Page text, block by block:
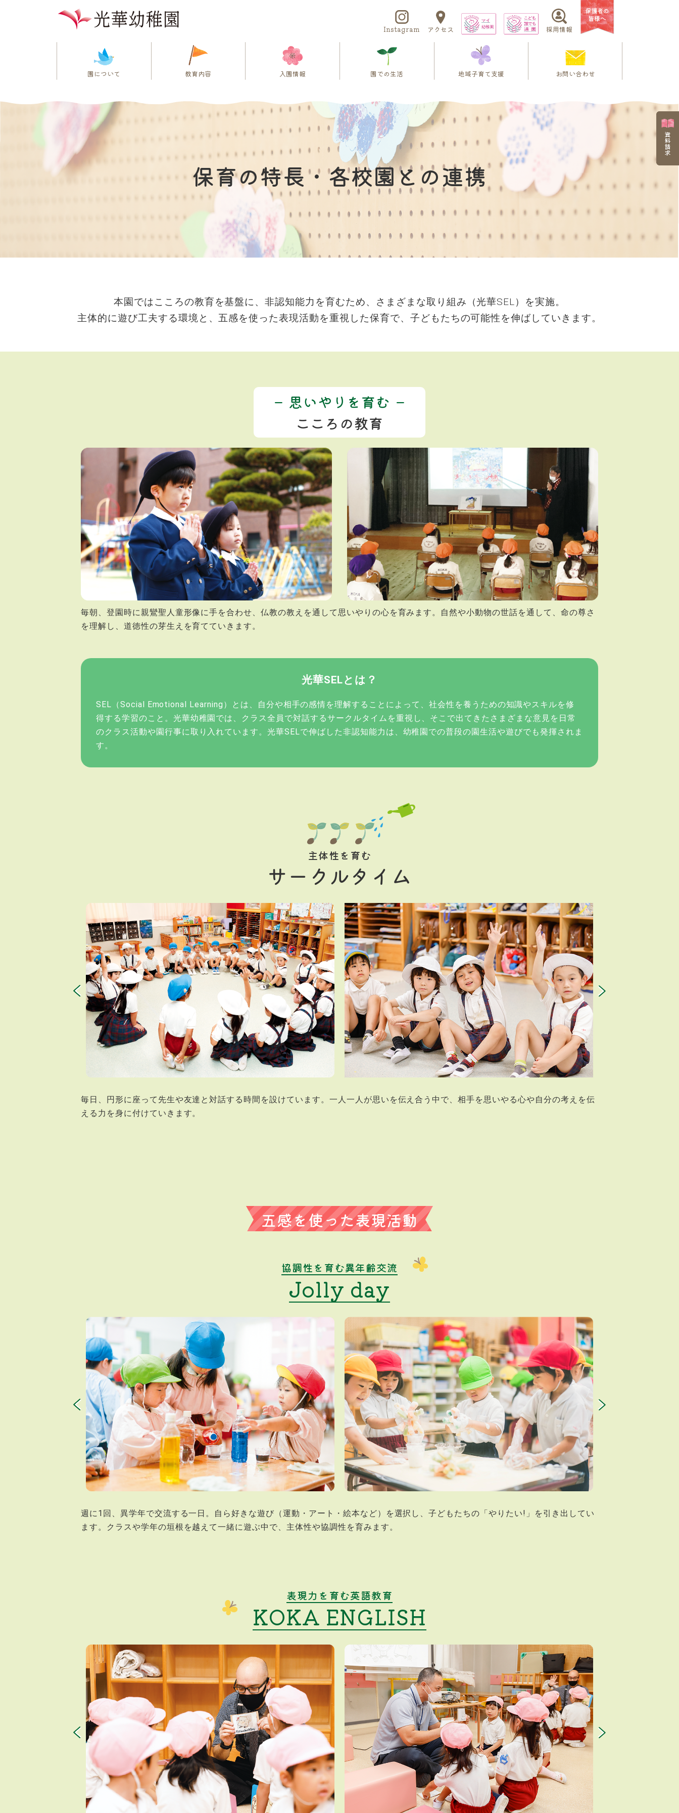
Instagram アクセス 採用情報
園について 教育内容 入園情報 園での生活 地域子育て支援 お問い合わせ
保育の特長・各校園との連携
本園ではこころの教育を基盤に、非認知能力を育むため、さまざまな取り組み（光華SEL）を実施。
主体的に遊び工夫する環境と、五感を使った表現活動を重視した保育で、子どもたちの可能性を伸ばしていきます。
思いやりを育む
こころの教育
毎朝、登園時に親鸞聖人童形像に手を合わせ、仏教の教えを通して思いやりの心を育みます。自然や小動物の世話を通して、命の尊さ
を理解し、道徳性の芽生えを育てていきます。
光華SELとは？
SEL（Social Emotional Learning）とは、自分や相手の感情を理解することによって、社会性を養うための知識やスキルを修
得する学習のこと。光華幼稚園では、クラス全員で対話するサークルタイムを重視し、そこで出てきたさまざまな意見を日常
のクラス活動や園行事に取り入れています。光華SELで伸ばした非認知能力は、幼稚園での普段の園生活や遊びでも発揮されま
す。
主体性を育む
サークルタイム
毎日、円形に座って先生や友達と対話する時間を設けています。一人一人が思いを伝え合う中で、相手を思いやる心や自分の考えを伝
える力を身に付けていきます。
五感を使った表現活動
協調性を育む異年齢交流
Jolly day
週に1回、異学年で交流する一日。自ら好きな遊び（運動・アート・絵本など）を選択し、子どもたちの「やりたい!」を引き出してい
ます。クラスや学年の垣根を越えて一緒に遊ぶ中で、主体性や協調性を育みます。
表現力を育む英語教育
KOKA ENGLISH